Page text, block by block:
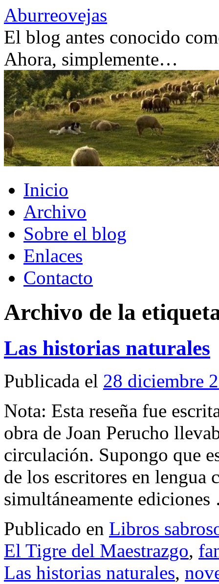
Saltar
al
contenido
Aburreovejas
El blog antes conocido
Ahora, simplemente…
Inicio
Archivo
Sobre el blog
Enlaces
Contacto
Archivo de la
Las historias naturales
Publicada el 28 diciembre
Nota: Esta reseña fue
obra de Joan Perucho
circulación. Supongo que
de los escritores en lengua
simultáneamente
Publicado en Libros
El Tigre del Maestrazgo,
Las historias naturales,